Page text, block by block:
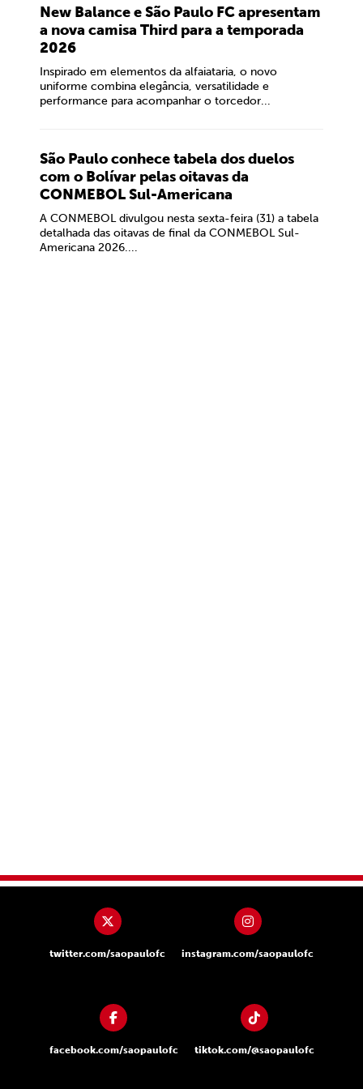
New Balance e São Paulo FC apresentam
a nova camisa Third para a temporada
2026
Inspirado em elementos da alfaiataria, o novo
uniforme combina elegância, versatilidade e
performance para acompanhar o torcedor...
São Paulo conhece tabela dos duelos
com o Bolívar pelas oitavas da
CONMEBOL Sul-Americana
A CONMEBOL divulgou nesta sexta-feira (31) a tabela
detalhada das oitavas de final da CONMEBOL Sul-
Americana 2026....
twitter.com/saopaulofc instagram.com/saopaulofc
facebook.com/saopaulofc tiktok.com/@saopaulofc